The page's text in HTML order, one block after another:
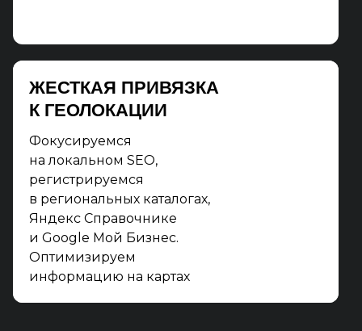
UX
Прорабатываем страницы
на удобство использования
и повышаем конверсию
ЖЕСТКАЯ ПРИВЯЗКА
К ГЕОЛОКАЦИИ
Фокусируемся
на локальном SEO,
регистрируемся
в региональных каталогах,
Яндекс Справочнике
и Google Мой Бизнес.
Оптимизируем
информацию на картах